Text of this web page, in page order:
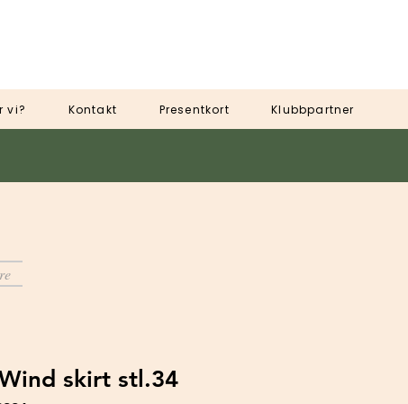
vi? Kontakt Presentkort Klubbpartner
skirt stl.34